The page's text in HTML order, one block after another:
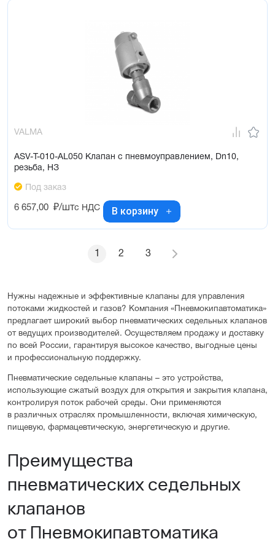
VALMA
ASV-T-010-AL050 Клапан с пневмоуправлением, Dn10,
резьба, НЗ
Под заказ
6 657,00 ₽/штс НДС В корзину
1 2 3
Нужны надежные и эффективные клапаны для управления
потоками жидкостей и газов? Компания «Пневмокипавтоматика»
предлагает широкий выбор пневматических седельных клапанов
от ведущих производителей. Осуществляем продажу и доставку
по всей России, гарантируя высокое качество, выгодные цены
и профессиональную поддержку.
Пневматические седельные клапаны – это устройства,
использующие сжатый воздух для открытия и закрытия клапана,
контролируя поток рабочей среды. Они применяются
в различных отраслях промышленности, включая химическую,
пищевую, фармацевтическую, энергетическую и другие.
Преимущества
пневматических седельных
клапанов
от Пневмокипавтоматика